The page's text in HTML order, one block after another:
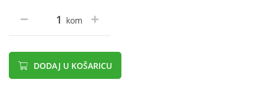
kom
DODAJ U KOŠARICU